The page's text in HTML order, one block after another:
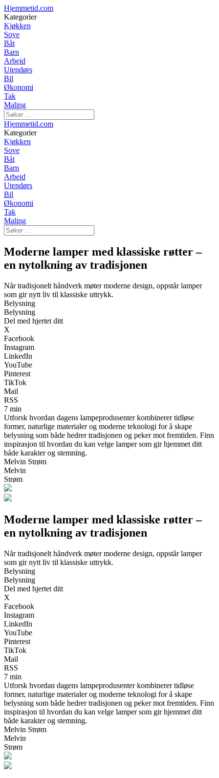
Hjemmetid.com
Kategorier
Kjøkken
Sove
Båt
Barn
Arbeid
Utendørs
Bil
Økonomi
Tak
Maling
Hjemmetid.com
Kategorier
Kjøkken
Sove
Båt
Barn
Arbeid
Utendørs
Bil
Økonomi
Tak
Maling
Moderne lamper med klassiske røtter –
en nytolkning av tradisjonen
Når tradisjonelt håndverk møter moderne design, oppstår lamper
som gir nytt liv til klassiske uttrykk.
Belysning
Belysning
Del med hjertet ditt
X
Facebook
Instagram
LinkedIn
YouTube
Pinterest
TikTok
Mail
RSS
7 min
Utforsk hvordan dagens lampeprodusenter kombinerer tidløse
former, naturlige materialer og moderne teknologi for å skape
belysning som både hedrer tradisjonen og peker mot fremtiden. Finn
inspirasjon til hvordan du kan velge lamper som gir hjemmet ditt
både karakter og stemning.
Melvin Strøm
Melvin
Strøm
Moderne lamper med klassiske røtter –
en nytolkning av tradisjonen
Når tradisjonelt håndverk møter moderne design, oppstår lamper
som gir nytt liv til klassiske uttrykk.
Belysning
Belysning
Del med hjertet ditt
X
Facebook
Instagram
LinkedIn
YouTube
Pinterest
TikTok
Mail
RSS
7 min
Utforsk hvordan dagens lampeprodusenter kombinerer tidløse
former, naturlige materialer og moderne teknologi for å skape
belysning som både hedrer tradisjonen og peker mot fremtiden. Finn
inspirasjon til hvordan du kan velge lamper som gir hjemmet ditt
både karakter og stemning.
Melvin Strøm
Melvin
Strøm